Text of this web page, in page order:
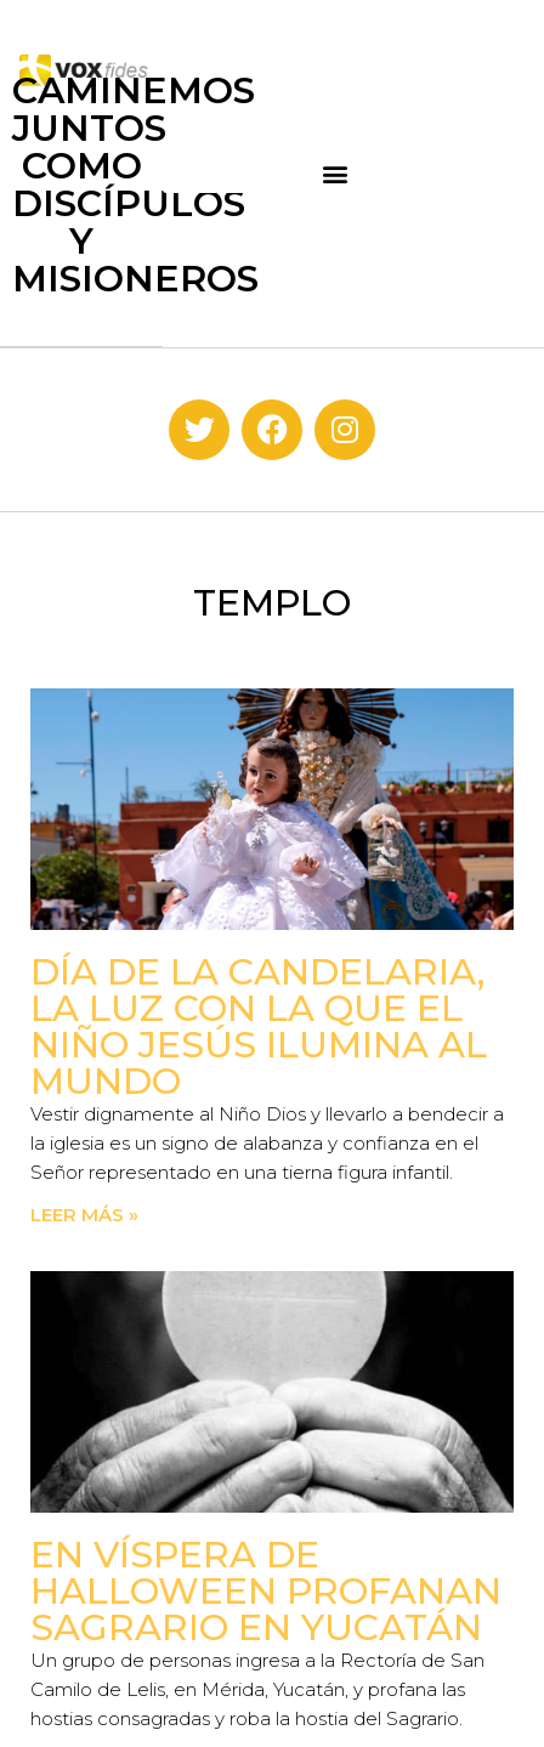
CAMINEMOS
JUNTOS
COMO
DISCÍPULOS
Y
MISIONEROS
TEMPLO
DÍA DE LA CANDELARIA,
LA LUZ CON LA QUE EL
NIÑO JESÚS ILUMINA AL
MUNDO
Vestir dignamente al Niño Dios y llevarlo a bendecir a
la iglesia es un signo de alabanza y confianza en el
Señor representado en una tierna figura infantil.
LEER MÁS »
EN VÍSPERA DE
HALLOWEEN PROFANAN
SAGRARIO EN YUCATÁN
Un grupo de personas ingresa a la Rectoría de San
Camilo de Lelis, en Mérida, Yucatán, y profana las
hostias consagradas y roba la hostia del Sagrario.